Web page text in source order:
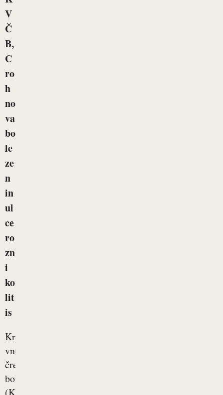
V
Č
B,
C
ro
h
no
va
bo
le
ze
n
in
ul
ce
ro
zn
i
ko
lit
is
Kronična
vnetna
črevesna
bolezen
(KVČB)